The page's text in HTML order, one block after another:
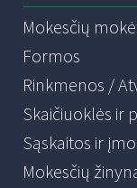
Mokesčių
Formos
Rinkmenos /
Skaičiuoklės ir
Sąskaitos ir
Mokesčių